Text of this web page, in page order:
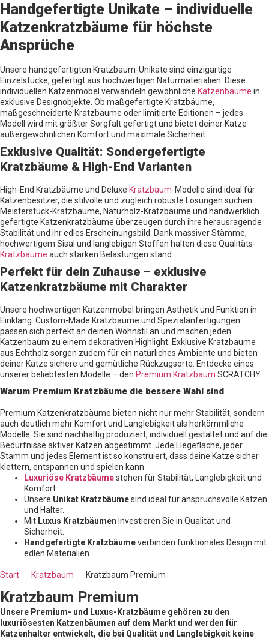
Handgefertigte Unikate – individuelle
Katzenkratzbäume für höchste
Ansprüche
Unsere handgefertigten Kratzbaum-Unikate sind einzigartige
Einzelstücke, gefertigt aus hochwertigen Naturmaterialien. Diese
individuellen Katzenmöbel verwandeln gewöhnliche Katzenbäume in
exklusive Designobjekte. Ob maßgefertigte Kratzbäume,
maßgeschneiderte Kratzbäume oder limitierte Editionen – jedes
Modell wird mit größter Sorgfalt gefertigt und bietet deiner Katze
außergewöhnlichen Komfort und maximale Sicherheit.
Exklusive Qualität: Sondergefertigte
Kratzbäume & High-End Varianten
High-End Kratzbäume und Deluxe Kratzbaum-Modelle sind ideal für
Katzenbesitzer, die stilvolle und zugleich robuste Lösungen suchen.
Meisterstück-Kratzbäume, Naturholz-Kratzbäume und handwerklich
gefertigte Katzenkratzbäume überzeugen durch ihre herausragende
Stabilität und ihr edles Erscheinungsbild. Dank massiver Stämme,
hochwertigem Sisal und langlebigen Stoffen halten diese Qualitäts-
Kratzbäume auch starken Belastungen stand.
Perfekt für dein Zuhause – exklusive
Katzenkratzbäume mit Charakter
Unsere hochwertigen Katzenmöbel bringen Ästhetik und Funktion in
Einklang. Custom-Made Kratzbäume und Spezialanfertigungen
passen sich perfekt an deinen Wohnstil an und machen jeden
Katzenbaum zu einem dekorativen Highlight. Exklusive Kratzbäume
aus Echtholz sorgen zudem für ein natürliches Ambiente und bieten
deiner Katze sichere und gemütliche Rückzugsorte. Entdecke eines
unserer beliebtesten Modelle – den Premium Kratzbaum SCRATCHY.
Warum Premium Kratzbäume die bessere Wahl sind
Premium Katzenkratzbäume bieten nicht nur mehr Stabilität, sondern
auch deutlich mehr Komfort und Langlebigkeit als herkömmliche
Modelle. Sie sind nachhaltig produziert, individuell gestaltet und auf die
Bedürfnisse aktiver Katzen abgestimmt. Jede Liegefläche, jeder
Stamm und jedes Element ist so konstruiert, dass deine Katze sicher
klettern, entspannen und spielen kann.
Luxuriöse Kratzbäumestehen für Stabilität, Langlebigkeit und
Komfort.
Unsere Unikat Kratzbäumesind ideal für anspruchsvolle Katzen
und Halter.
Mit Luxus Kratzbäumen investieren Sie in Qualität und
Sicherheit.
Handgefertigte Kratzbäumeverbinden funktionales Design mit
edlen Materialien.
Start Kratzbaum Kratzbaum Premium
Kratzbaum Premium
Unsere Premium- und Luxus-Kratzbäume gehören zu den
luxuriösesten Katzenbäumen auf dem Markt und werden für
Katzenhalter entwickelt, die bei Qualität und Langlebigkeit keine